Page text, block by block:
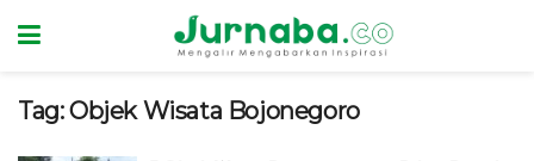
Tag:Objek Wisata Bojonegoro